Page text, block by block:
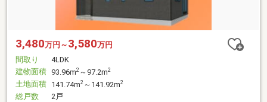
3,480万円～ 3,580万円
間取り
4LDK
建物面積 93.96m2 ～97.2m2
土地面積 141.74m2 ～141.92m2
総戸数
2戸